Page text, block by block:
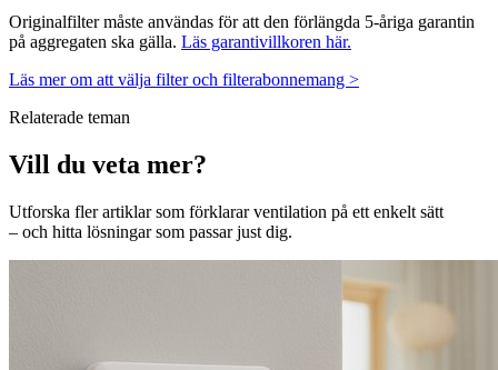
Originalfilter måste användas för att den förlängda 5-åriga garantin
på aggregaten ska gälla. Läs garantivillkoren här.
Läs mer om att välja filter och filterabonnemang >
Relaterade teman
Vill du veta mer?
Utforska fler artiklar som förklarar ventilation på ett enkelt sätt
– och hitta lösningar som passar just dig.